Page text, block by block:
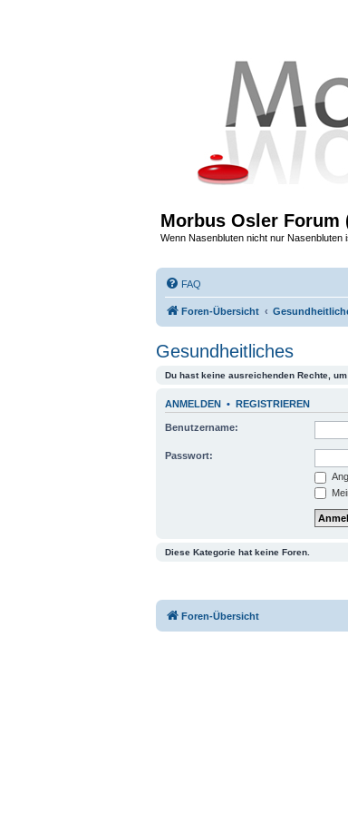
Morbus Osler Forum
Wenn Nasenbluten nicht nur
FAQ
Foren-Übersicht
Gesundheitliches
Du hast keine ausreichenden Rechte,
ANMELDEN • REGISTRIEREN
Benutzername:
Passwort:
Diese Kategorie hat keine Foren.
Foren-Übersicht